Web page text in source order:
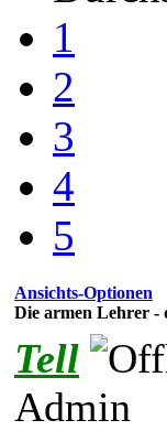
1
2
3
4
5
Ansichts-Optionen
Die armen Lehrer -
Tell
Admin